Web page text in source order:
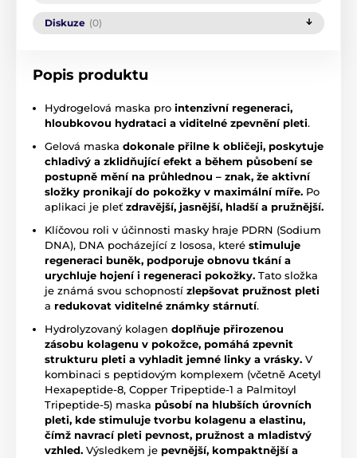
Diskuze (0)
Popis produktu
Hydrogelová maska pro intenzivní regeneraci,
hloubkovou hydrataci a viditelné zpevnění pleti.
Gelová maska dokonale přilne k obličeji, poskytuje
chladivý a zklidňující efekt a během působení se
postupně mění na průhlednou – znak, že aktivní
složky pronikají do pokožky v maximální míře. Po
aplikaci je pleť zdravější, jasnější, hladší a pružnější.
Klíčovou roli v účinnosti masky hraje PDRN (Sodium
DNA), DNA pocházející z lososa, které stimuluje
regeneraci buněk, podporuje obnovu tkání a
urychluje hojení i regeneraci pokožky. Tato složka
je známá svou schopností zlepšovat pružnost pleti
a redukovat viditelné známky stárnutí.
Hydrolyzovaný kolagen doplňuje přirozenou
zásobu kolagenu v pokožce, pomáhá zpevnit
strukturu pleti a vyhladit jemné linky a vrásky. V
kombinaci s peptidovým komplexem (včetně Acetyl
Hexapeptide-8, Copper Tripeptide-1 a Palmitoyl
Tripeptide-5) maska působí na hlubších úrovních
pleti, kde stimuluje tvorbu kolagenu a elastinu,
čímž navrací pleti pevnost, pružnost a mladistvý
vzhled. Výsledkem je pevnější, kompaktnější a